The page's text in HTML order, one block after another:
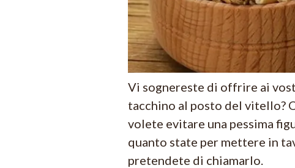
Vi sognereste di offrire ai
tacchino al posto del vitello?
volete evitare una pessima
quanto state per mettere in
pretendete di chiamarlo.